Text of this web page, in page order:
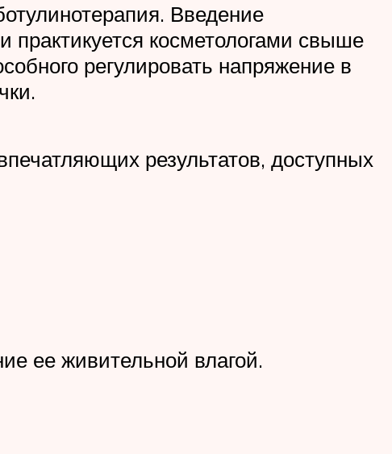
Введение
косметологами свыше
регулировать напряжение в
результатов, доступных
ее живительной влагой.